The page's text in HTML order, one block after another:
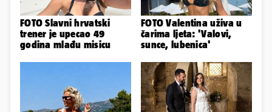
FOTO Slavni hrvatski
trener je upecao 49
godina mlađu misicu
FOTO Valentina uživa u
čarima ljeta: 'Valovi,
sunce, lubenica'